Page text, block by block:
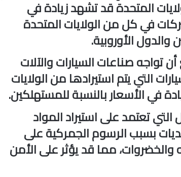
المتحدة قد تشهد زيادة في
في كل من الولايات المتحدة
الأوروبية.
تواجه صناعات السيارات والآلات
التي يتم استيرادها من الولايات
في الأسعار بالنسبة للمستهلكين.
التي تعتمد على استيراد المواد
بسبب الرسوم الجمركية على
والخضروات، مما قد يؤثر على الأمن